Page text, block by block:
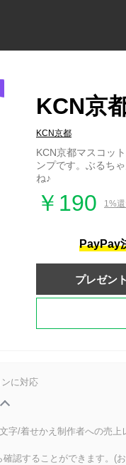
KCN京
KCN京都
KCN京都マスコッ
ンプです。ぶるち
ね♪
￥190 1%
PayPay
プレゼン
に対応
字/着せかえ制作者への売
認することができます。(